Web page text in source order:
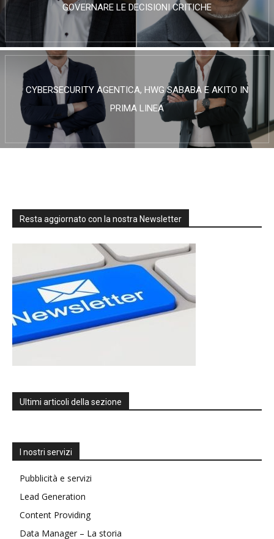
GOVERNARE LE DECISIONI CRITICHE
CYBERSECURITY AGENTICA, HWG SABABA E AKITO IN
PRIMA LINEA
Resta aggiornato con la nostra Newsletter
Ultimi articoli della sezione
I nostri servizi
Pubblicità e servizi
Lead Generation
Content Providing
Data Manager – La storia